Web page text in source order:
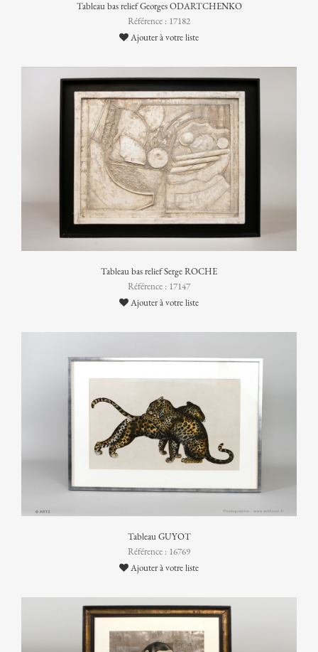
Tableau bas relief Georges ODARTCHENKO
Référence : 17182
Ajouter à votre liste
Tableau bas relief Serge ROCHE
Référence : 17147
Ajouter à votre liste
Tableau GUYOT
Référence : 16769
Ajouter à votre liste